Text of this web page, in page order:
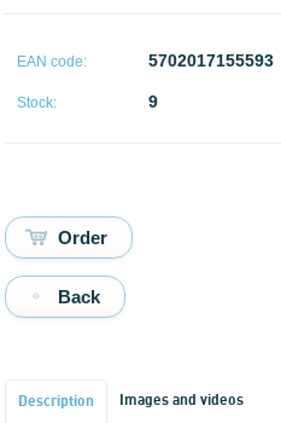
EAN code: 5702017155593
Stock: 9
Back
Description Images and videos